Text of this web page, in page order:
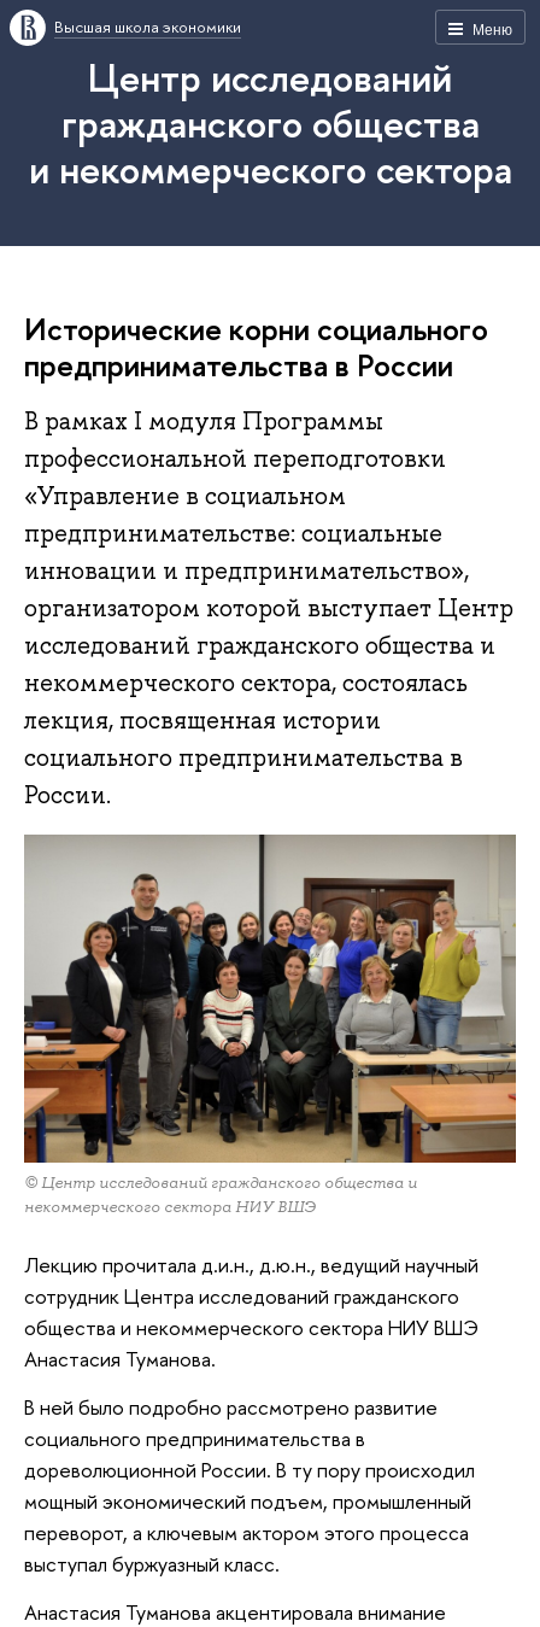
Меню
Высшая школа экономики
Центр исследований
гражданского общества
и некоммерческого сектора
Исторические корни социального
предпринимательства в России
В рамках I модуля Программы
профессиональной переподготовки
«Управление в социальном
предпринимательстве: социальные
инновации и предпринимательство»,
организатором которой выступает Центр
исследований гражданского общества и
некоммерческого сектора, состоялась
лекция, посвященная истории
социального предпринимательства в
России.
© Центр исследований гражданского общества и
некоммерческого сектора НИУ ВШЭ
Лекцию прочитала д.и.н., д.ю.н., ведущий научный
сотрудник Центра исследований гражданского
общества и некоммерческого сектора НИУ ВШЭ
Анастасия Туманова.
В ней было подробно рассмотрено развитие
социального предпринимательства в
дореволюционной России. В ту пору происходил
мощный экономический подъем, промышленный
переворот, а ключевым актором этого процесса
выступал буржуазный класс.
Анастасия Туманова акцентировала внимание